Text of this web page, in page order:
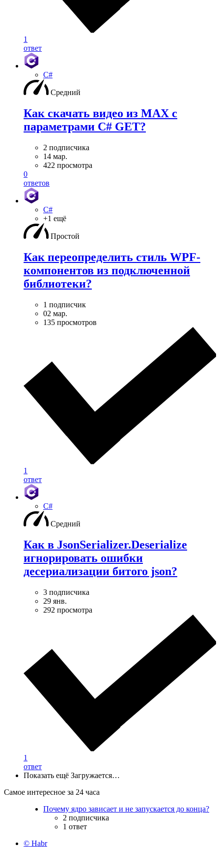
1
ответ
C#
Средний
Как скачать видео из MAX с
параметрами C# GET?
2 подписчика
14 мар.
422 просмотра
0
ответов
C#
+1 ещё
Простой
Как переопределить стиль WPF-
компонентов из подключенной
библиотеки?
1 подписчик
02 мар.
135 просмотров
1
ответ
C#
Средний
Как в JsonSerializer.Deserialize
игнорировать ошибки
десериализации битого json?
3 подписчика
29 янв.
292 просмотра
1
ответ
Показать ещё Загружается…
Самое интересное за 24 часа
Почему ядро зависает и не запускается до конца?
2 подписчика
1 ответ
© Habr